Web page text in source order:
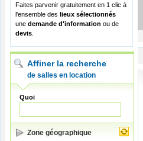
Faites parvenir gratuitement en 1 clic à
l'ensemble des lieux sélectionnés
une demande d'information ou de
devis
Affiner la recherche
de salles en location
Quoi
Zone géographique